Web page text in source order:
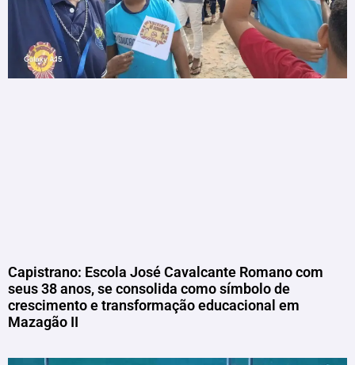
Capistrano: Escola José Cavalcante Romano com
seus 38 anos, se consolida como símbolo de
crescimento e transformação educacional em
Mazagão II